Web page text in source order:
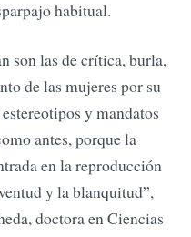
habitual.
son las de crítica, burla,
de las mujeres por su
y mandatos
antes, porque la
en la reproducción
y la blanquitud”,
doctora en Ciencias